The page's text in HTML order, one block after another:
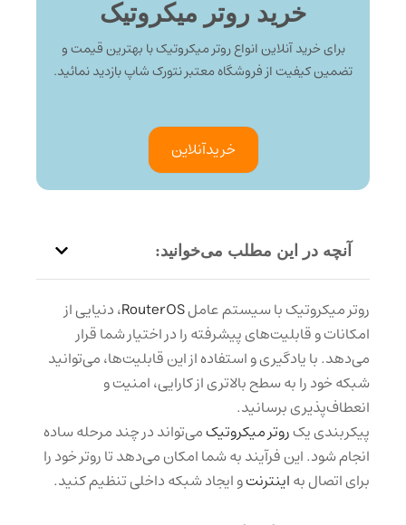
خرید روتر میکروتیک
برای خرید آنلاین انواع روتر میکروتیک با بهترین قیمت و
تضمین کیفیت از فروشگاه معتبر نتورک شاپ بازدید نمائید.
خرید‌آنلاین
آنچه در این مطلب می‌خوانید:
روتر میکروتیک با سیستم عاملRouterOS، دنیایی از
امکانات و قابلیت‌های پیشرفته را در اختیار شما قرار
می‌دهد. با یادگیری و استفاده از این قابلیت‌ها، می‌توانید
شبکه خود را به سطح بالاتری از کارایی، امنیت و
انعطاف‌پذیری برسانید.
پیکربندی یکروتر میکروتیکمی‌تواند در چند مرحله ساده
انجام شود. این فرآیند به شما امکان می‌دهد تا روتر خود را
برای اتصال بهاینترنتو ایجاد شبکه داخلی تنظیم کنید.